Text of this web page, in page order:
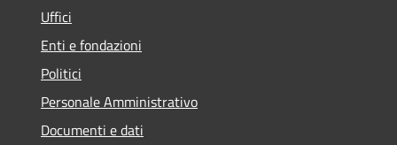
Uffici
Enti e fondazioni
Politici
Personale Amministrativo
Documenti e dati